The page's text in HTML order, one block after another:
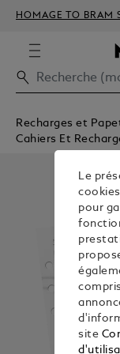
HOMAGE TO BRAM
Recharges et
Cahiers Et
Le
pour
site